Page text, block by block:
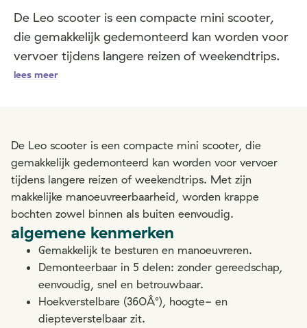
De Leo scooter is een compacte mini scooter,
die gemakkelijk gedemonteerd kan worden voor
vervoer tijdens langere reizen of weekendtrips.
lees meer
De Leo scooter is een compacte mini scooter, die
gemakkelijk gedemonteerd kan worden voor vervoer
tijdens langere reizen of weekendtrips. Met zijn
makkelijke manoeuvreerbaarheid, worden krappe
bochten zowel binnen als buiten eenvoudig.
algemene kenmerken
Gemakkelijk te besturen en manoeuvreren.
Demonteerbaar in 5 delen: zonder gereedschap,
eenvoudig, snel en betrouwbaar.
Hoekverstelbare (360Â°), hoogte- en
diepteverstelbaar zit.